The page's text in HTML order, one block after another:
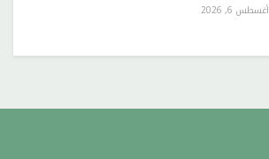
أغسطس 6, 2026